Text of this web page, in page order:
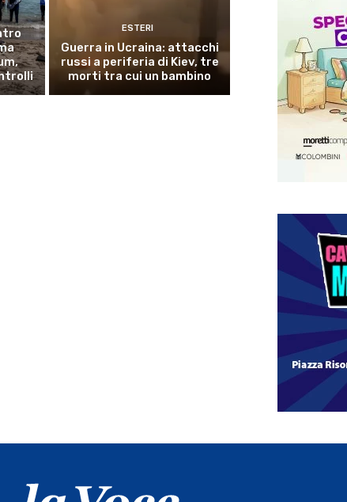
ESTERI
Guerra in Ucraina: attacchi
russi a periferia di Kiev, tre
morti tra cui un bambino